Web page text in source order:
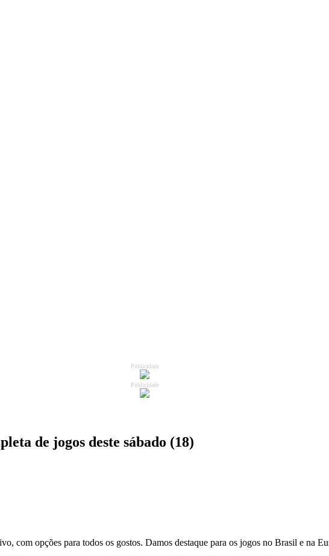
Publicidade
Publicidade
de jogos deste sábado (18)
com opções para todos os gostos. Damos destaque para os jogos no Brasil e na